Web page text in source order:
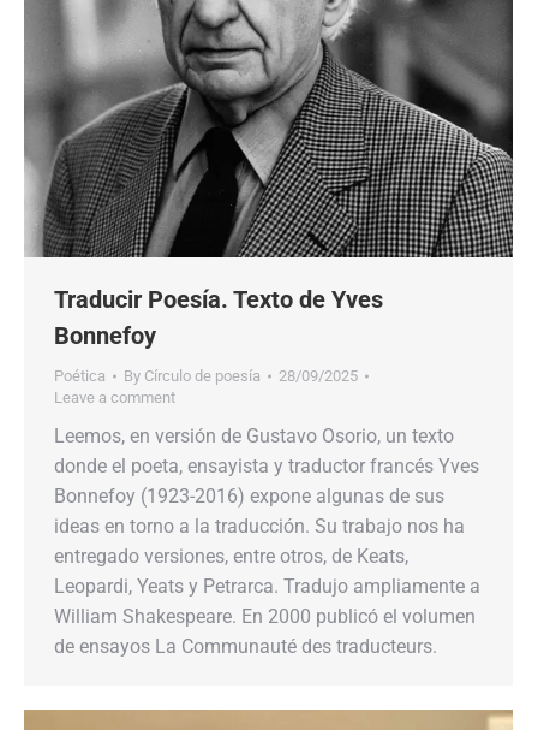
Traducir Poesía. Texto de Yves
Bonnefoy
Poética By Círculo de poesía
28/09/2025
Leave a comment
Leemos, en versión de Gustavo Osorio, un texto
donde el poeta, ensayista y traductor francés Yves
Bonnefoy (1923-2016) expone algunas de sus
ideas en torno a la traducción. Su trabajo nos ha
entregado versiones, entre otros, de Keats,
Leopardi, Yeats y Petrarca. Tradujo ampliamente a
William Shakespeare. En 2000 publicó el volumen
de ensayos La Communauté des traducteurs.